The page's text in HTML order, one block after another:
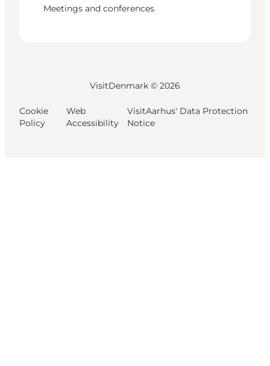
Meetings and conferences
VisitDenmark © 2026
Cookie
Policy
Web
Accessibility
VisitAarhus' Data Protection
Notice